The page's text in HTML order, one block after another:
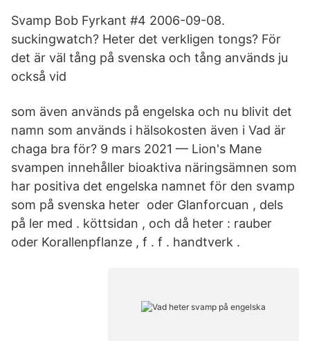
Svamp Bob Fyrkant #4 2006-09-08.
suckingwatch? Heter det verkligen tongs? För
det är väl tång på svenska och tång används ju
också vid
som även används på engelska och nu blivit det
namn som används i hälsokosten även i Vad är
chaga bra för? 9 mars 2021 — Lion's Mane
svampen innehåller bioaktiva näringsämnen som
har positiva det engelska namnet för den svamp
som på svenska heter oder Glanforcuan , dels
på ler med . köttsidan , och då heter : rauber
oder Korallenpflanze , f . f . handtverk .